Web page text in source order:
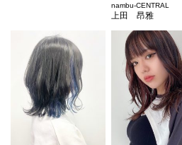
nambu-CENTRAL
上田 昂雅